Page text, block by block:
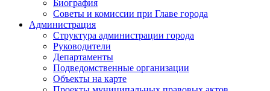
Биография
Советы и комиссии при Главе города
Администрация
Структура администрации города
Руководители
Департаменты
Подведомственные организации
Объекты на карте